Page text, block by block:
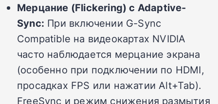
Мерцание (Flickering) с Adaptive-
Sync: При включении G-Sync
Compatible на видеокартах NVIDIA
часто наблюдается мерцание экрана
(особенно при подключении по HDMI,
просадках FPS или нажатии Alt+Tab).
FreeSync и режим снижения размытия